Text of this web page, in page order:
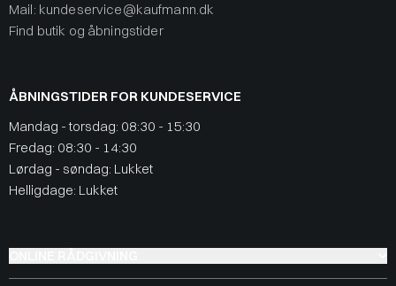
Mail: kundeservice@kaufmann.dk
Find butik og åbningstider
ÅBNINGSTIDER FOR KUNDESERVICE
Mandag - torsdag: 08:30 - 15:30
Fredag: 08:30 - 14:30
Lørdag - søndag: Lukket
Helligdage: Lukket